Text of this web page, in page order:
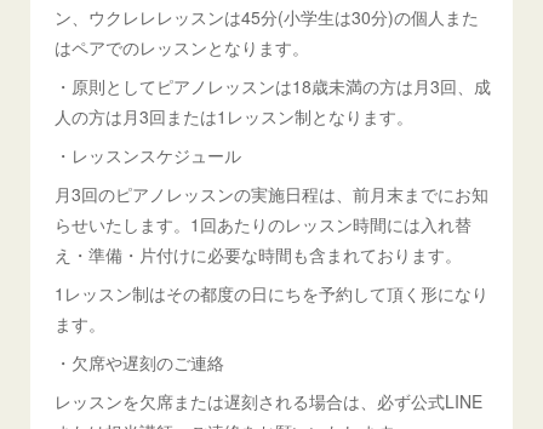
ン、ウクレレレッスンは45分(小学生は30分)の個人また
はペアでのレッスンとなります。
・原則としてピアノレッスンは18歳未満の方は月3回、成
人の方は月3回または1レッスン制となります。
・レッスンスケジュール
月3回のピアノレッスンの実施日程は、前月末までにお知
らせいたします。1回あたりのレッスン時間には入れ替
え・準備・片付けに必要な時間も含まれております。
1レッスン制はその都度の日にちを予約して頂く形になり
ます。
・欠席や遅刻のご連絡
レッスンを欠席または遅刻される場合は、必ず公式LINE